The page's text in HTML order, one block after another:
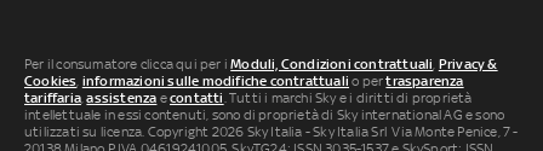
Per il consumatore clicca qui per iModuli, Condizioni contrattuali, Privacy &
Cookies, informazioni sulle modifiche contrattuali o pertrasparenza
tariffaria,assistenza econtatti. Tutti i marchi Sky e i diritti di proprietà
intellettuale in essi contenuti, sono di proprietà di Sky international AG e sono
utilizzati su licenza. Copyright 2026 Sky Italia - Sky Italia Srl Via Monte Penice, 7 -